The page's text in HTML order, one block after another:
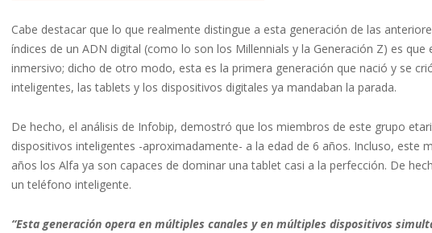
Cabe destacar que lo que realmente distingue a esta generación de las
índices de un ADN digital (como lo son los Millennials y la Generación Z) es
inmersivo; dicho de otro modo, esta es la primera generación que nació y se
inteligentes, las tablets y los dispositivos digitales ya mandaban la parada.
De hecho, el análisis de Infobip, demostró que los miembros de este grupo
dispositivos inteligentes -aproximadamente- a la edad de 6 años. Incluso, este
años los Alfa ya son capaces de dominar una tablet casi a la perfección. De
un teléfono inteligente.
“Esta generación opera en múltiples canales y en múltiples dispositivos